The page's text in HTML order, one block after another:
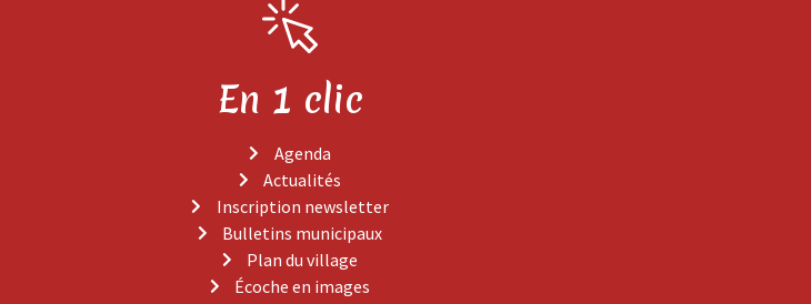
En 1 clic
Agenda
Actualités
Inscription newsletter
Bulletins municipaux
Plan du village
Écoche en images